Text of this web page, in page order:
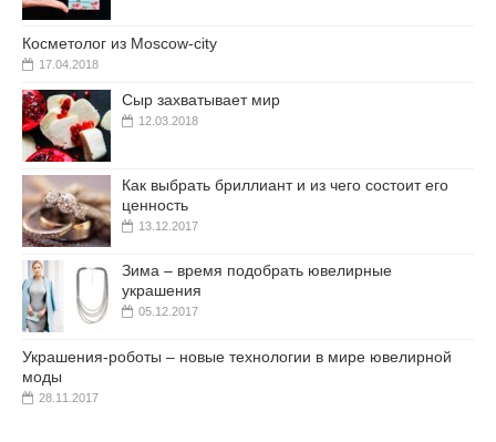
Косметолог из Moscow-city
17.04.2018
Сыр захватывает мир
12.03.2018
Как выбрать бриллиант и из чего состоит его
ценность
13.12.2017
Зима – время подобрать ювелирные
украшения
05.12.2017
Украшения-роботы – новые технологии в мире ювелирной
моды
28.11.2017